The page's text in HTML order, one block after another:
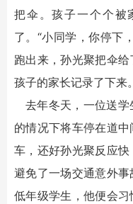
把伞。孩子一个个被
了。“小同学，你停下
跑出来，孙光聚把伞
孩子的家长记录了下来。
去年冬天，一位送学
的情况下将车停在道
车，还好孙光聚反应
避免了一场交通意外
低年级学生，他便会